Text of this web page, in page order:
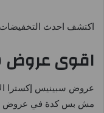
اكتشف احدث
اقوى عروض
عروض سبينيس إكسترا
مش بس كدة في عروض